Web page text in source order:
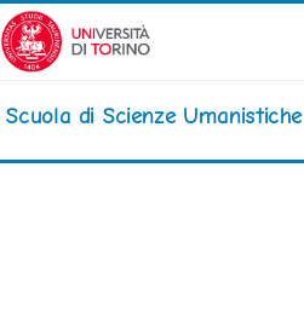
Vai al contenuto principale
Scuola di Scienze Umanistiche